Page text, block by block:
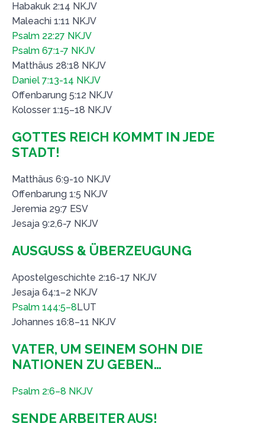
Habakuk 2:14 NKJV
Maleachi 1:11 NKJV
Psalm 22:27 NKJV
Psalm 67:1-7 NKJV
Matthäus 28:18 NKJV
Daniel 7:13-14 NKJV
Offenbarung 5:12 NKJV
Kolosser 1:15–18 NKJV
GOTTES REICH KOMMT IN JEDE
STADT!
Matthäus 6:9-10 NKJV
Offenbarung 1:5 NKJV
Jeremia 29:7 ESV
Jesaja 9:2,6-7 NKJV
AUSGUSS & ÜBERZEUGUNG
Apostelgeschichte 2:16-17 NKJV
Jesaja 64:1–2 NKJV
Psalm 144:5–8LUT
Johannes 16:8–11 NKJV
VATER, UM SEINEM SOHN DIE
NATIONEN ZU GEBEN…
Psalm 2:6–8 NKJV
SENDE ARBEITER AUS!